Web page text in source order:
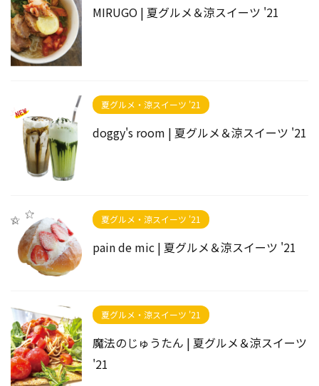
MIRUGO | 夏グルメ＆涼スイーツ '21
夏グルメ・涼スイーツ '21
doggy's room | 夏グルメ＆涼スイーツ '21
夏グルメ・涼スイーツ '21
pain de mic | 夏グルメ＆涼スイーツ '21
夏グルメ・涼スイーツ '21
魔法のじゅうたん | 夏グルメ＆涼スイーツ
'21